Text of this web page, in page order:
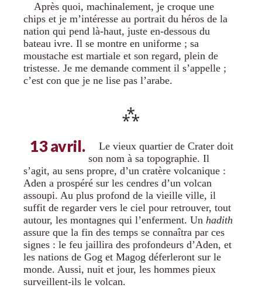
Après quoi, machinalement, je croque une
chips et je m’intéresse au portrait du héros de la
nation qui pend là-haut, juste en-dessous du
bateau ivre. Il se montre en uniforme ; sa
moustache est martiale et son regard, plein de
tristesse. Je me demande comment il s’appelle ;
c’est con que je ne lise pas l’arabe.
13 avril.
Le vieux quartier de Crater doit
son nom à sa topographie. Il
s’agit, au sens propre, d’un cratère volcanique :
Aden a prospéré sur les cendres d’un volcan
assoupi. Au plus profond de la vieille ville, il
suffit de regarder vers le ciel pour retrouver, tout
autour, les montagnes qui l’enferment. Un hadith
assure que la fin des temps se connaîtra par ces
signes : le feu jaillira des profondeurs d’Aden, et
les nations de Gog et Magog déferleront sur le
monde. Aussi, nuit et jour, les hommes pieux
surveillent-ils le volcan.